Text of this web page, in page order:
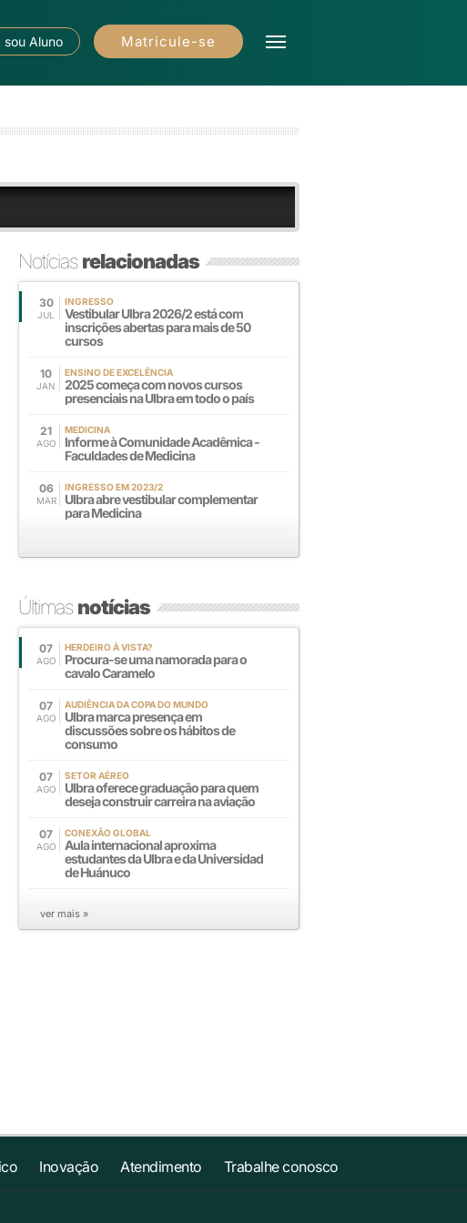
sou Aluno Matricule-se
Notíciasrelacionadas
30
JUL
INGRESSO
Vestibular Ulbra 2026/2 está com
inscrições abertas para mais de 50
cursos
10
JAN
ENSINO DE EXCELÊNCIA
2025 começa com novos cursos
presenciais na Ulbra em todo o país
21
AGO
MEDICINA
Informe à Comunidade Acadêmica -
Faculdades de Medicina
06
MAR
INGRESSO EM 2023/2
Ulbra abre vestibular complementar
para Medicina
Últimasnotícias
07
AGO
HERDEIRO À VISTA?
Procura-se uma namorada para o
cavalo Caramelo
07
AGO
AUDIÊNCIA DA COPA DO MUNDO
Ulbra marca presença em
discussões sobre os hábitos de
consumo
07
AGO
SETOR AÉREO
Ulbra oferece graduação para quem
deseja construir carreira na aviação
07
AGO
CONEXÃO GLOBAL
Aula internacional aproxima
estudantes da Ulbra e da Universidad
de Huánuco
ver mais »
Inovação Atendimento Trabalhe conosco